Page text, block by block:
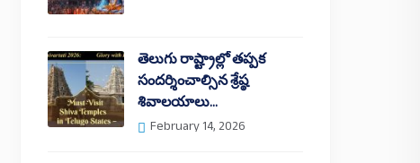
తెలుగు రాష్ట్రాల్లో తప్పక
సందర్శించాల్సిన శ్రేష్ఠ
శివాలయాలు…
February 14, 2026